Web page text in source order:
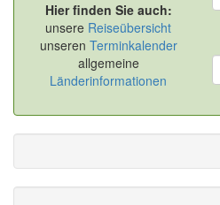
Hier finden Sie auch:
unsere Reiseübersicht
unseren Terminkalender
allgemeine
Länderinformationen